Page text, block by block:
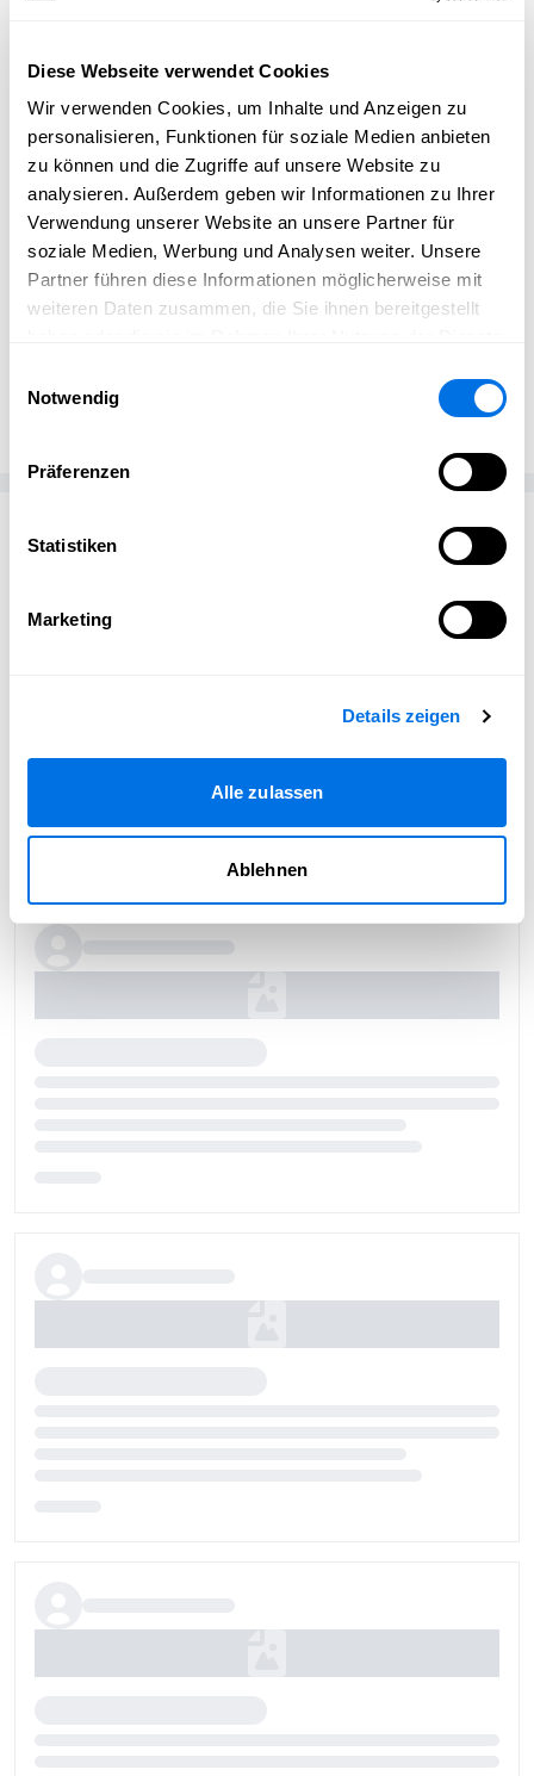
Diese Webseite verwendet Cookies
Wir verwenden Cookies, um Inhalte und Anzeigen zu
personalisieren, Funktionen für soziale Medien anbieten
zu können und die Zugriffe auf unsere Website zu
analysieren. Außerdem geben wir Informationen zu Ihrer
Verwendung unserer Website an unsere Partner für
soziale Medien, Werbung und Analysen weiter. Unsere
Partner führen diese Informationen möglicherweise mit
weiteren Daten zusammen, die Sie ihnen bereitgestellt
Notwendig
Präferenzen
Statistiken
Marketing
Details zeigen
Alle zulassen
Ablehnen
Sei dabei, sichere dir deine Chance auf ein
2025 auf dem Open Air in Ladenburg! Wir freuen uns auf
deine Nachricht und drücken die Daumen!
LaBrassBanda – Open Air Ladenburg
Open Air-Highlights 2025 in Ladenburg
Ladenburg erleben